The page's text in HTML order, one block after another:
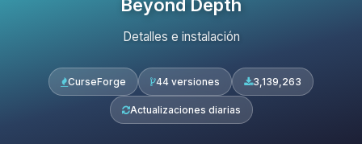
Beyond Depth
Detalles e instalación
CurseForge 44 versiones 3,139,263
Actualizaciones diarias